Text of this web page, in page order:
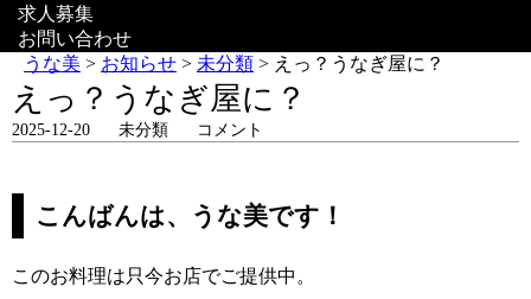
求人募集
お問い合わせ
うな美 > お知らせ > 未分類 > えっ？うなぎ屋に？
えっ？うなぎ屋に？
2025-12-20 未分類 コメント
こんばんは、うな美です！
このお料理は只今お店でご提供中。